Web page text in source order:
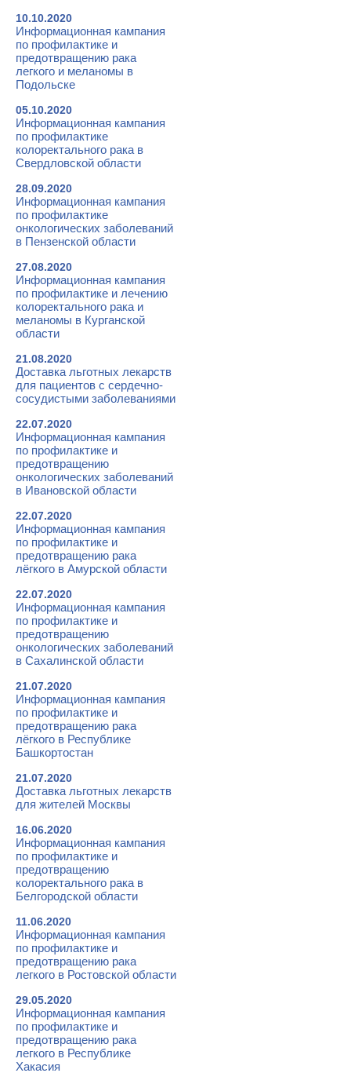
10.10.2020
Информационная кампания
по профилактике и
предотвращению рака
легкого и меланомы в
Подольске
05.10.2020
Информационная кампания
по профилактике
колоректального рака в
Свердловской области
28.09.2020
Информационная кампания
по профилактике
онкологических заболеваний
в Пензенской области
27.08.2020
Информационная кампания
по профилактике и лечению
колоректального рака и
меланомы в Курганской
области
21.08.2020
Доставка льготных лекарств
для пациентов с сердечно-
сосудистыми заболеваниями
22.07.2020
Информационная кампания
по профилактике и
предотвращению
онкологических заболеваний
в Ивановской области
22.07.2020
Информационная кампания
по профилактике и
предотвращению рака
лёгкого в Амурской области
22.07.2020
Информационная кампания
по профилактике и
предотвращению
онкологических заболеваний
в Сахалинской области
21.07.2020
Информационная кампания
по профилактике и
предотвращению рака
лёгкого в Республике
Башкортостан
21.07.2020
Доставка льготных лекарств
для жителей Москвы
16.06.2020
Информационная кампания
по профилактике и
предотвращению
колоректального рака в
Белгородской области
11.06.2020
Информационная кампания
по профилактике и
предотвращению рака
легкого в Ростовской области
29.05.2020
Информационная кампания
по профилактике и
предотвращению рака
легкого в Республике
Хакасия